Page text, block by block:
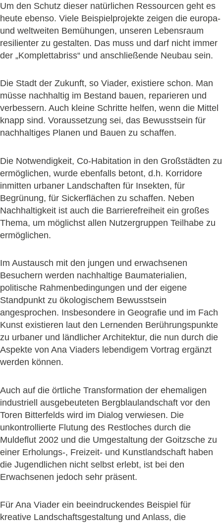
Um den Schutz dieser natürlichen Ressourcen geht es
heute ebenso. Viele Beispielprojekte zeigen die europa-
und weltweiten Bemühungen, unseren Lebensraum
resilienter zu gestalten. Das muss und darf nicht immer
der „Komplettabriss“ und anschließende Neubau sein.
Die Stadt der Zukunft, so Viader, existiere schon. Man
müsse nachhaltig im Bestand bauen, reparieren und
verbessern. Auch kleine Schritte helfen, wenn die Mittel
knapp sind. Voraussetzung sei, das Bewusstsein für
nachhaltiges Planen und Bauen zu schaffen.
Die Notwendigkeit, Co-Habitation in den Großstädten zu
ermöglichen, wurde ebenfalls betont, d.h. Korridore
inmitten urbaner Landschaften für Insekten, für
Begrünung, für Sickerflächen zu schaffen. Neben
Nachhaltigkeit ist auch die Barrierefreiheit ein großes
Thema, um möglichst allen Nutzergruppen Teilhabe zu
ermöglichen.
Im Austausch mit den jungen und erwachsenen
Besuchern werden nachhaltige Baumaterialien,
politische Rahmenbedingungen und der eigene
Standpunkt zu ökologischem Bewusstsein
angesprochen. Insbesondere in Geografie und im Fach
Kunst existieren laut den Lernenden Berührungspunkte
zu urbaner und ländlicher Architektur, die nun durch die
Aspekte von Ana Viaders lebendigem Vortrag ergänzt
werden können.
Auch auf die örtliche Transformation der ehemaligen
industriell ausgebeuteten Bergblaulandschaft vor den
Toren Bitterfelds wird im Dialog verwiesen. Die
unkontrollierte Flutung des Restloches durch die
Muldeflut 2002 und die Umgestaltung der Goitzsche zu
einer Erholungs-, Freizeit- und Kunstlandschaft haben
die Jugendlichen nicht selbst erlebt, ist bei den
Erwachsenen jedoch sehr präsent.
Für Ana Viader ein beeindruckendes Beispiel für
kreative Landschaftsgestaltung und Anlass, die